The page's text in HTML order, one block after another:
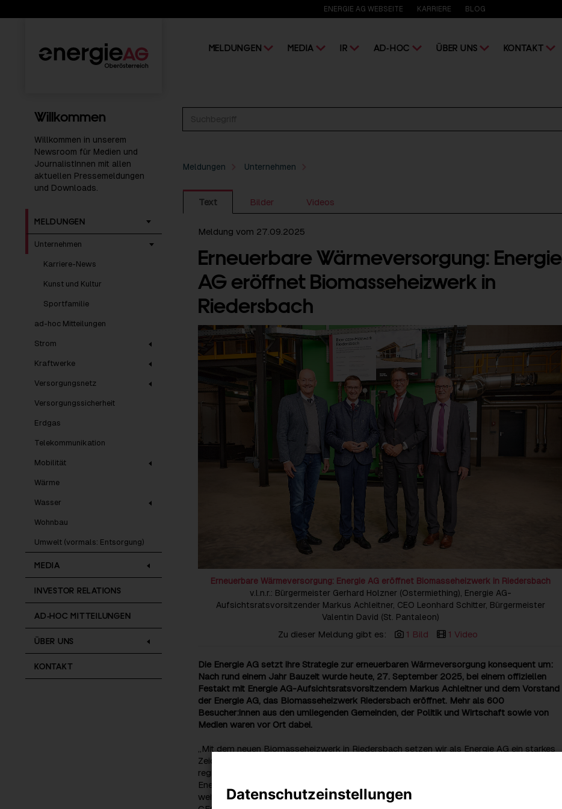
ENERGIE AG WEBSEITE KARRIERE BLOG
MELDUNGEN MEDIA IR AD-HOC ÜBER UNS KONTAKT
Willkommen
Willkommen in unserem
Newsroom für Medien und
JournalistInnen mit allen
aktuellen Pressemeldungen
und Downloads.
MELDUNGEN
Unternehmen
Karriere-News
Kunst und Kultur
Sportfamilie
ad-hoc Mitteilungen
Strom
Kraftwerke
Versorgungsnetz
Versorgungssicherheit
Erdgas
Telekommunikation
Mobilität
Wärme
Wasser
Wohnbau
Umwelt (vormals: Entsorgung)
MEDIA
INVESTOR RELATIONS
AD-HOC MITTEILUNGEN
ÜBER UNS
KONTAKT
Meldungen Unternehmen
Text Bilder Videos
Meldung vom 27.09.2025
Erneuerbare Wärmeversorgung: Energie
AG eröffnet Biomasseheizwerk in
Riedersbach
Erneuerbare Wärmeversorgung: Energie AG eröffnet Biomasseheizwerk in Riedersbach
v.l.n.r.: Bürgermeister Gerhard Holzner (Ostermiething), Energie AG-
Aufsichtsratsvorsitzender Markus Achleitner, CEO Leonhard Schitter, Bürgermeister
Valentin David (St. Pantaleon)
Zu dieser Meldung gibt es: 1 Bild 1 Video
Die Energie AG setzt ihre Strategie zur erneuerbaren Wärmeversorgung konsequent um:
Nach rund einem Jahr Bauzeit wurde heute, 27. September 2025, bei einem offiziellen
Festakt mit Energie AG-Aufsichtsratsvorsitzendem Markus Achleitner und dem Vorstand
der Energie AG, das Biomasseheizwerk Riedersbach eröffnet. Mehr als 600
Besucher:innen aus den umliegenden Gemeinden, der Politik und Wirtschaft sowie von
Medien waren vor Ort dabei.
„Mit dem neuen Biomasseheizwerk in Riedersbach setzen wir als Energie AG ein starkes
Zeichen für die nachhaltige Wärmeversorgung. Wir nutzen heimische Ressourcen, schaffen
regionale Wertschöpfung und tragen gleichzeitig wesentlich dazu bei, die
Energieversorgung in der Region zukunftssicher aufzustellen. Dieses Projekt ist ein
weiterer wichtiger Baustein auf unserem Weg zur Dekarbonisierung“, betont Energie AG-
Datenschutzeinstellungen